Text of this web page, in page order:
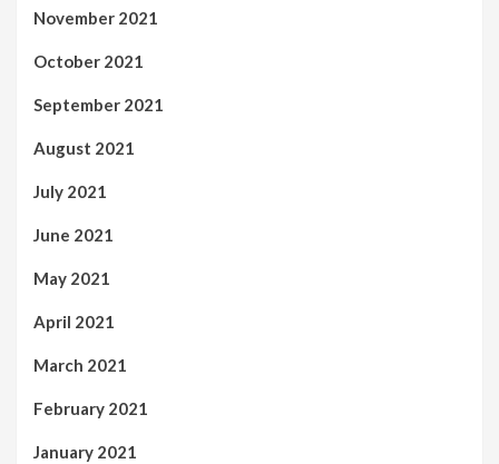
November 2021
October 2021
September 2021
August 2021
July 2021
June 2021
May 2021
April 2021
March 2021
February 2021
January 2021